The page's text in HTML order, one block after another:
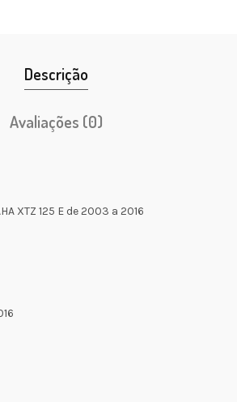
Descrição
Avaliações (0)
XTZ 125 E de 2003 a 2016